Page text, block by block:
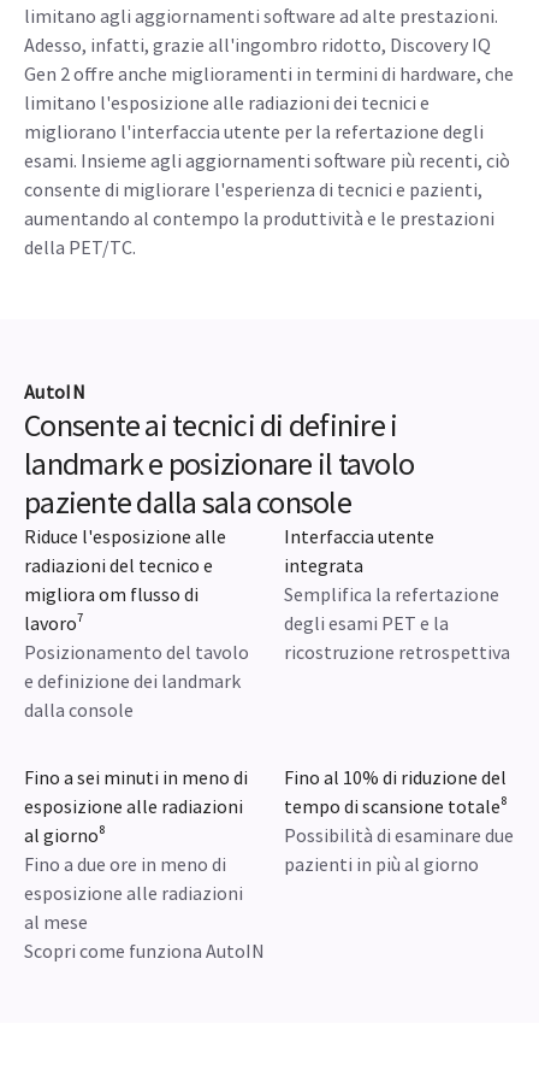
Esperienza
Un sistema progettato pensando a te e
ai tuoi pazienti
I miglioramenti apportati a Discovery IQ Gen 2 non si
limitano agli aggiornamenti software ad alte prestazioni.
Adesso, infatti, grazie all'ingombro ridotto, Discovery IQ
consente di migliorare l'esperienza di tecnici e pazienti,
aumentando al contempo la produttività e le prestazioni
della PET/TC.
AutoIN
Consente ai tecnici di definire i
landmark e posizionare il tavolo
paziente dalla sala console
radiazioni del tecnico e
migliora om flusso di
lavoro⁷
Posizionamento del tavolo
e definizione dei landmark
dalla console
integrata
Semplifica la refertazione
degli esami PET e la
ricostruzione retrospettiva